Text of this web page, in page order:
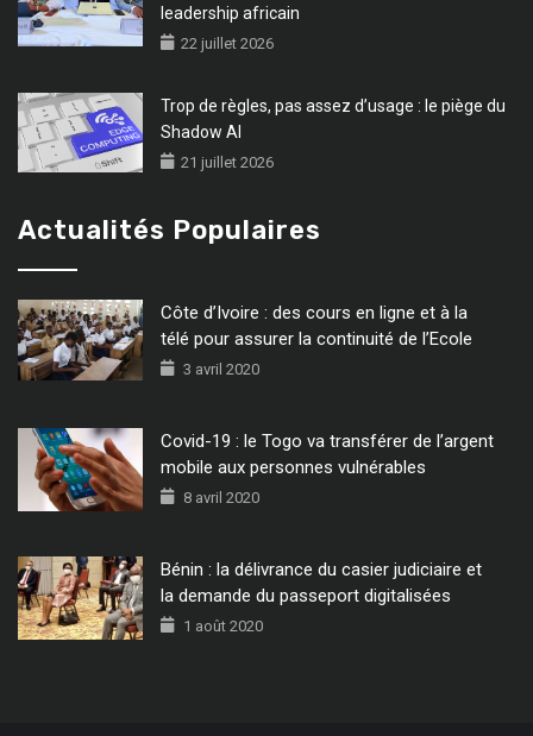
leadership africain
22 juillet 2026
Trop de règles, pas assez d’usage : le piège du
Shadow AI
21 juillet 2026
Actualités Populaires
Côte d’Ivoire : des cours en ligne et à la
télé pour assurer la continuité de l’Ecole
3 avril 2020
Covid-19 : le Togo va transférer de l’argent
mobile aux personnes vulnérables
8 avril 2020
Bénin : la délivrance du casier judiciaire et
la demande du passeport digitalisées
1 août 2020